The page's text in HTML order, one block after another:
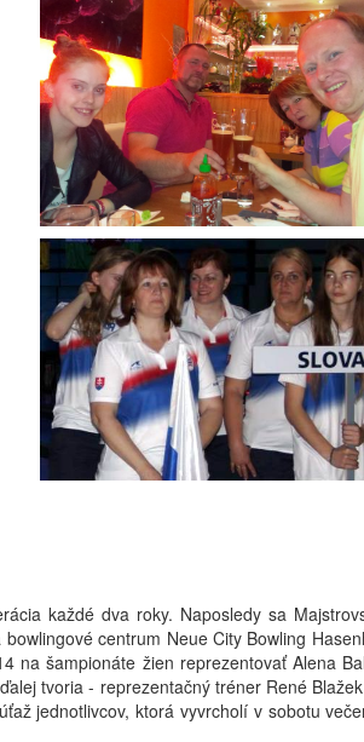
každé dva roky. Naposledy sa
centrum Neue City Bowling
šampionáte žien reprezentovať Alena
tvoria - reprezentačný tréner René
jednotlivcov, ktorá vyvrcholí v sobotu